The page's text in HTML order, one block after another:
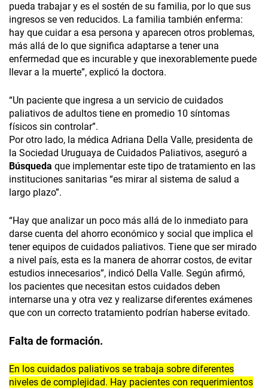
pueda trabajar y es el sostén de su familia, por lo que sus
ingresos se ven reducidos. La familia también enferma:
hay que cuidar a esa persona y aparecen otros problemas,
más allá de lo que significa adaptarse a tener una
enfermedad que es incurable y que inexorablemente puede
llevar a la muerte”, explicó la doctora.
“Un paciente que ingresa a un servicio de cuidados
paliativos de adultos tiene en promedio 10 síntomas
físicos sin controlar”.
Por otro lado, la médica Adriana Della Valle, presidenta de
la Sociedad Uruguaya de Cuidados Paliativos, aseguró a
Búsqueda que implementar este tipo de tratamiento en las
instituciones sanitarias “es mirar al sistema de salud a
largo plazo”.
“Hay que analizar un poco más allá de lo inmediato para
darse cuenta del ahorro económico y social que implica el
tener equipos de cuidados paliativos. Tiene que ser mirado
a nivel país, esta es la manera de ahorrar costos, de evitar
estudios innecesarios”, indicó Della Valle. Según afirmó,
los pacientes que necesitan estos cuidados deben
internarse una y otra vez y realizarse diferentes exámenes
que con un correcto tratamiento podrían haberse evitado.
Falta de formación.
En los cuidados paliativos se trabaja sobre diferentes
niveles de complejidad. Hay pacientes con requerimientos